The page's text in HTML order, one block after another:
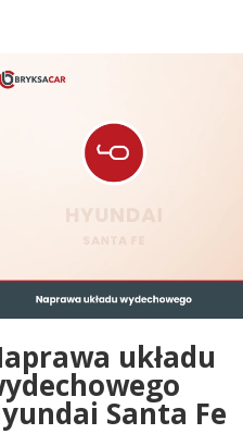
układu
Santa Fe